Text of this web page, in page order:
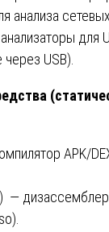
анализа
для
USB).
APK/
— дизассемблер